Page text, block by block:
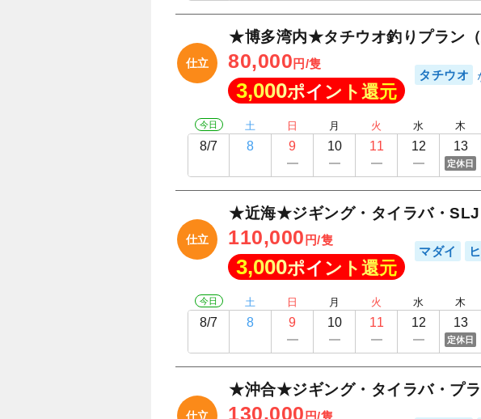
仕立
★博多湾内★タチウオ釣りプラン（
80,000 円/隻
3,000ポイント還元
タチウオ
今日
8/7
土
8
日
9
月
10
火
11
水
12
木
13
定休日
仕立
★近海★ジギング・タイラバ・SLJ
110,000 円/隻
3,000ポイント還元
マダイ
今日
8/7
土
8
日
9
月
10
火
11
水
12
木
13
定休日
仕立
★沖合★ジギング・タイラバ・プラ
130,000 円/隻